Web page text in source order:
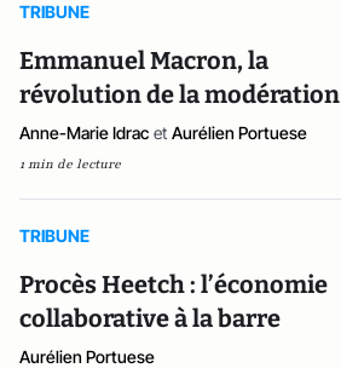
TRIBUNE
Emmanuel Macron, la
révolution de la modération
Anne-Marie Idrac et Aurélien Portuese
1 min de lecture
TRIBUNE
Procès Heetch : l’économie
collaborative à la barre
Aurélien Portuese